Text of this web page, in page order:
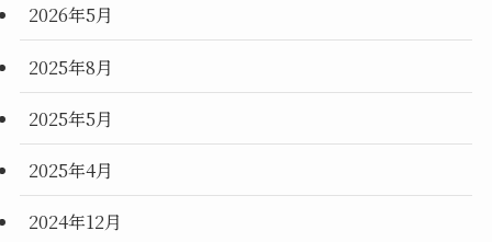
2026年5月
2025年8月
2025年5月
2025年4月
2024年12月